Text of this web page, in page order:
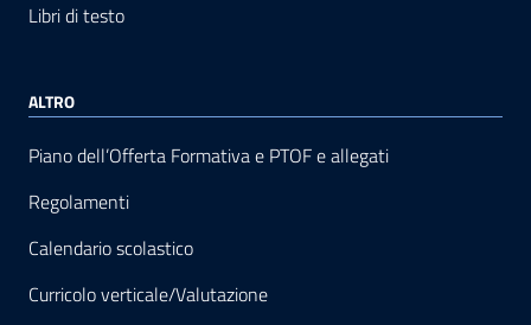
Libri di testo
ALTRO
Piano dell’Offerta Formativa e PTOF e allegati
Regolamenti
Calendario scolastico
Curricolo verticale/Valutazione